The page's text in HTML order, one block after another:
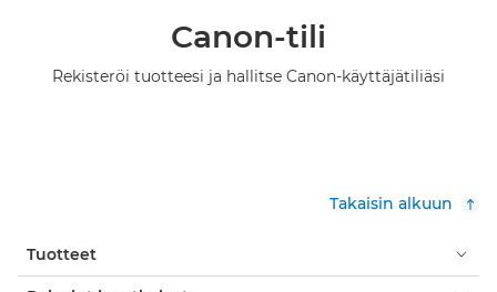
Canon-tili
Rekisteröi tuotteesi ja hallitse Canon-käyttäjätiliäsi
Takaisin alkuun
Tuotteet